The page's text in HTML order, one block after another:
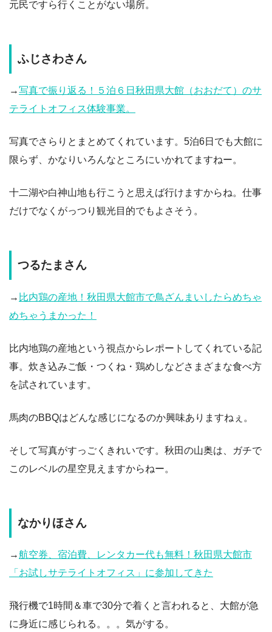
元民ですら行くことがない場所。
ふじさわさん
→写真で振り返る！５泊６日秋田県大館（おおだて）のサ
テライトオフィス体験事業。
写真でさらりとまとめてくれています。5泊6日でも大館に
限らず、かなりいろんなところにいかれてますねー。
十二湖や白神山地も行こうと思えば行けますからね。仕事
だけでなくがっつり観光目的でもよさそう。
つるたまさん
→ 比内鶏の産地！秋田県大館市で鳥ざんまいしたらめちゃ
めちゃうまかった！
比内地鶏の産地という視点からレポートしてくれている記
事。炊き込みご飯・つくね・鶏めしなどさまざまな食べ方
を試されています。
馬肉のBBQはどんな感じになるのか興味ありますねぇ。
そして写真がすっごくきれいです。秋田の山奥は、ガチで
このレベルの星空見えますからねー。
なかりほさん
→航空券、宿泊費、レンタカー代も無料！秋田県大館市
「お試しサテライトオフィス」に参加してきた
飛行機で1時間＆車で30分で着くと言われると、大館が急
に身近に感じられる。。。気がする。